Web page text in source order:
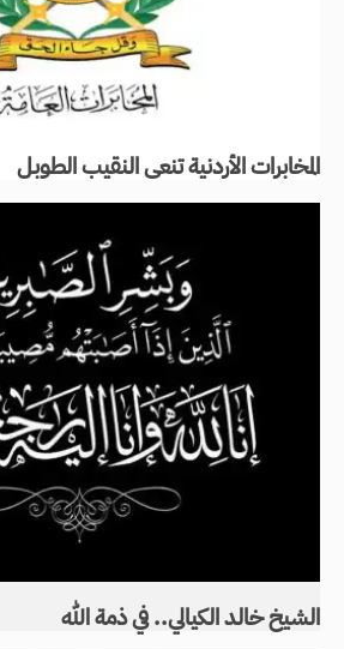
المخابرات الأردنية تنعى النقيب الطوبل
الشيخ خالد الكيالي.. في ذمة الله